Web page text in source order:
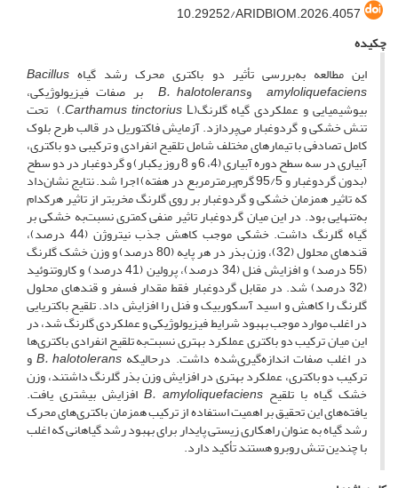
10.29252/ARIDBIOM.2026.4057
چکیده
این مطالعه به‌‌بررسی تأثیر دو باکتری محرک رشد گیاه Bacillus
amyloliquefaciensوB. halotolerans بر صفات فیزیولوژیکی،
بیوشیمیایی و عملکردی گیاه گلرنگ( Carthamus tinctoriusL.) تحت
تنش‌ خشکی و گردوغبار می‌پردازد. آزمایش فاکتوریل در قالب طرح بلوک‌
کامل تصادفی با تیمارهای مختلف شامل تلقیح انفرادی و ترکیبی دو باکتری،
آبیاری در سه سطح دوره آبیاری (4، 6 و 8 روز یکبار) و گردوغبار در دو سطح
(بدون گردوغبار و 95/5 گرم‌بر‌مترمربع در هفته) اجرا شد. نتایج نشان‌داد
که تاثیر همزمان خشکی و گردوغبار بر روی گلرنگ مخربتر از تاثیر هرکدام
به‌تنهایی بود. در این ‌میان گردوغبار تاثیر منفی کمتری نسبت‌به خشکی بر
گیاه گلرنگ داشت. خشکی موجب کاهش جذب نیتروژن (44 درصد)،
قندهای محلول (32)، وزن بذر در هر پایه (80 درصد) و وزن خشک گلرنگ
(55 درصد) و افزایش فنل (34 درصد)، پرولین (41 درصد) و کاروتنوئید
(32 درصد) شد. در مقابل گردوغبار فقط مقدار فسفر و قند‌های محلول
گلرنگ را کاهش و اسید آسکوربیک و فنل را افزایش داد. تلقیح باکتریایی
در اغلب موارد موجب بهبود شرایط فیزیولوژیکی و عملکردی گلرنگ شد، در
این میان ترکیب دو باکتری عملکرد بهتری نسبت‌به تلقیح انفرادی باکتری‌ها
در اغلب صفات اندازه‌گیری‌شده داشت. درحالیکه B. halotoleransو
ترکیب دو باکتری، عملکرد بهتری در افزایش وزن بذر گلرنگ داشتند، وزن
خشک گیاه با تلقیحB. amyloliquefaciens افزایش بیشتری یافت.
یافته‌های این تحقیق بر اهمیت استفاده از ترکیب همزمان باکتری‌های محرک
رشد گیاه به عنوان راهکاری زیستی پایدار برای بهبود رشد گیاهانی که اغلب
با چندین تنش روبرو هستند تأکید دارد.